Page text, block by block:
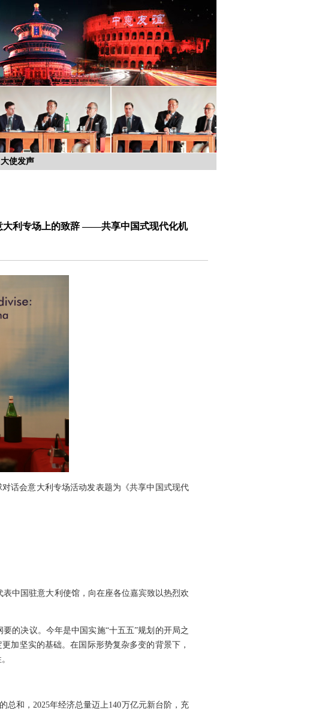
大使发声
大利专场上的致辞 ——共享中国式现代化机
话会意大利专场活动发表题为《共享中国式现代
中国驻意大利使馆，向在座各位嘉宾致以热烈欢
的决议。今年是中国实施“十五五”规划的开局之
加坚实的基础。在国际形势复杂多变的背景下，
总和，2025年经济总量迈上140万亿元新台阶，充